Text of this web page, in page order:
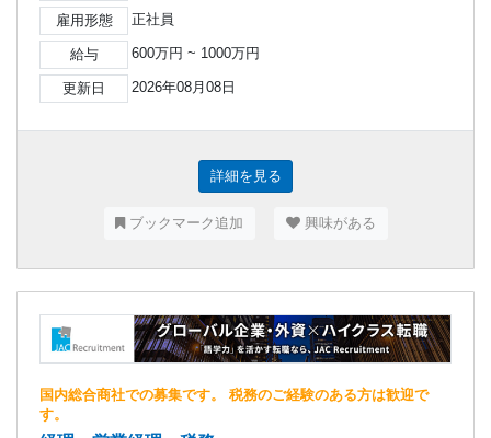
雇用形態 正社員
給与 600万円 ~ 1000万円
更新日 2026年08月08日
詳細を見る
ブックマーク追加 興味がある
国内総合商社での募集です。 税務のご経験のある方は歓迎で
す。